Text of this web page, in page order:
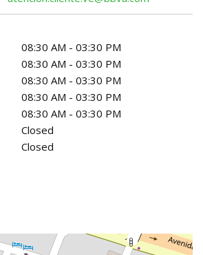
08:30 AM - 03:30 PM
08:30 AM - 03:30 PM
08:30 AM - 03:30 PM
08:30 AM - 03:30 PM
08:30 AM - 03:30 PM
Closed
Closed